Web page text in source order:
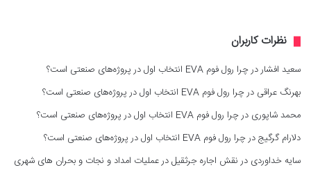
نظرات کاربران
سعید افشاردرچرا رول فوم EVA انتخاب اول در پروژه‌های صنعتی است؟
بهرنگ عراقی درچرا رول فوم EVA انتخاب اول در پروژه‌های صنعتی است؟
محمد شاپوری درچرا رول فوم EVA انتخاب اول در پروژه‌های صنعتی است؟
دلارام گرگیجدرچرا رول فوم EVA انتخاب اول در پروژه‌های صنعتی است؟
سایه خداوردی درنقش اجاره جرثقیل در عملیات امداد و نجات و بحران های شهری